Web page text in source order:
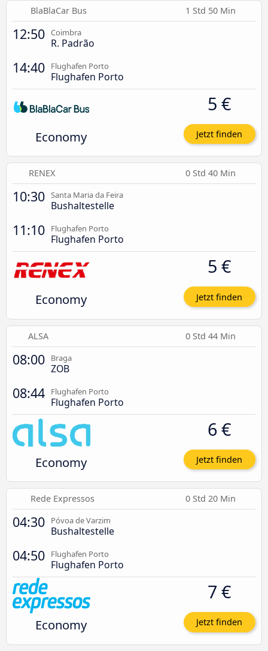
BlaBlaCar Bus 1 Std 50 Min
12:50 Coimbra
R. Padrão
14:40 Flughafen Porto
Flughafen Porto
Economy
5 €
Jetzt finden
RENEX 0 Std 40 Min
10:30 Santa Maria da Feira
Bushaltestelle
11:10 Flughafen Porto
Flughafen Porto
Economy
5 €
Jetzt finden
ALSA 0 Std 44 Min
08:00 Braga
ZOB
08:44 Flughafen Porto
Flughafen Porto
Economy
6 €
Jetzt finden
Rede Expressos 0 Std 20 Min
04:30 Póvoa de Varzim
Bushaltestelle
04:50 Flughafen Porto
Flughafen Porto
Economy
7 €
Jetzt finden